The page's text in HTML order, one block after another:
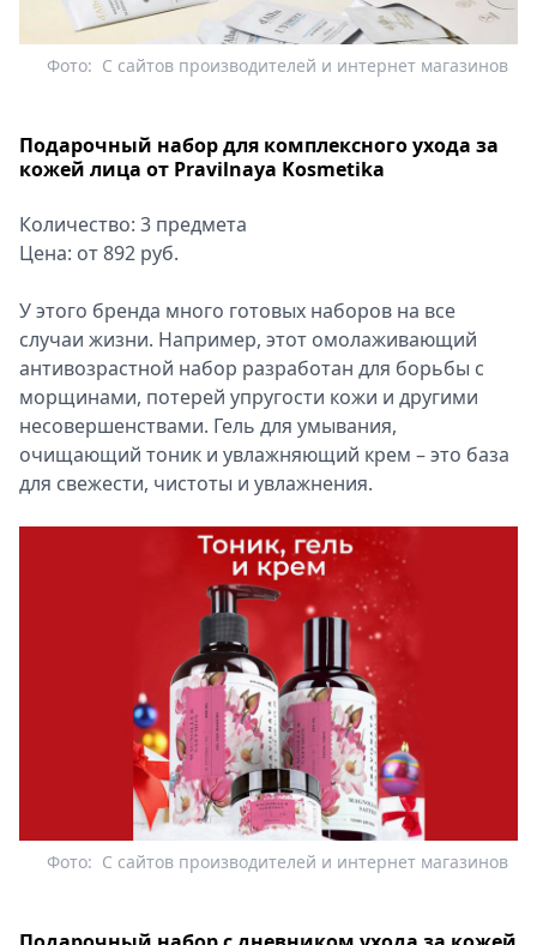
С сайтов производителей и интернет магазинов
Фото:
Подарочный набор для комплексного ухода за
кожей лица от Pravilnaya Kosmetika
Количество: 3 предмета
Цена: от 892 руб.
У этого бренда много готовых наборов на все
случаи жизни. Например, этот омолаживающий
антивозрастной набор разработан для борьбы с
морщинами, потерей упругости кожи и другими
несовершенствами. Гель для умывания,
очищающий тоник и увлажняющий крем – это база
для свежести, чистоты и увлажнения.
С сайтов производителей и интернет магазинов
Фото: